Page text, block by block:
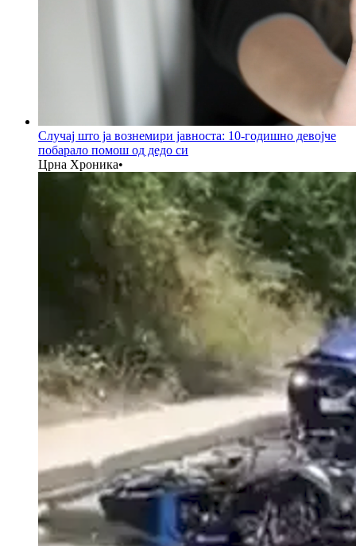
Случај што ја вознемири јавноста: 10-годишно девојче
побарало помош од дедо си
Црна Хроника•